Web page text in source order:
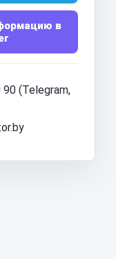
в
(Telegram,